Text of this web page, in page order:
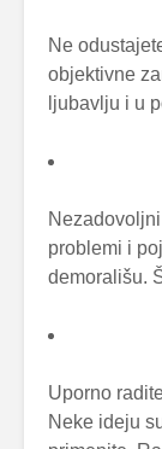
Ne
objektivne
ljubavlju i u
problemi i
demorališu.
Uporno
Neke ideju